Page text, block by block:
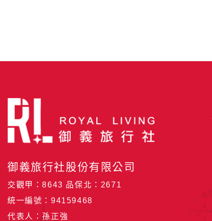
御義旅行社股份有限公司
交觀甲：8643 品保北：2671
統一編號：94159468
代表人：孫正強